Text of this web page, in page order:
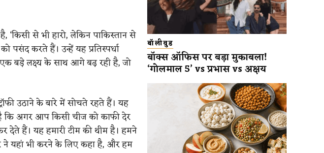
‘किसी से भी हारो, लेकिन पाकिस्तान से
पसंद करते हैं। उन्हें यह प्रतिस्पर्धा
बड़े लक्ष्य के साथ आगे बढ़ रही है, जो
उठाने के बारे में सोचते रहते हैं। यह
​​है कि अगर आप किसी चीज को काफी देर
हैं। यह हमारी टीम की थीम है। हमने
ने यहां भी करने के लिए कहा है, और हम
बॉलीवुड
बॉक्स ऑफिस पर बड़ा मुकाबला!
‘गोलमाल 5’ vs प्रभास vs अक्षय